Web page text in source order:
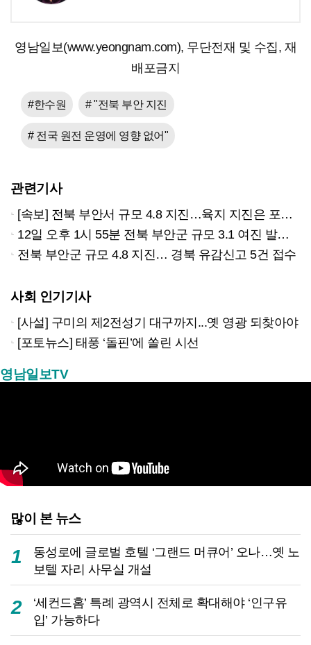
영남일보(www.yeongnam.com), 무단전재 및 수집, 재
배포금지
#한수원 # "전북 부안 지진
# 전국 원전 운영에 영향 없어"
관련기사
[속보] 전북 부안서 규모 4.8 지진…육지 지진은 포항 지진 이후 6년만
12일 오후 1시 55분 전북 부안군 규모 3.1 여진 발생…"안전에 유의하기 바란다"
전북 부안군 규모 4.8 지진… 경북 유감신고 5건 접수
사회 인기기사
[사설] 구미의 제2전성기 대구까지...옛 영광 되찾아야
[포토뉴스] 태풍 ‘돌핀’에 쏠린 시선
영남일보TV
많이 본 뉴스
1
동성로에 글로벌 호텔 ‘그랜드 머큐어’ 오나…옛 노
보텔 자리 사무실 개설
2
‘세컨드홈’ 특례 광역시 전체로 확대해야 ‘인구유
입’ 가능하다